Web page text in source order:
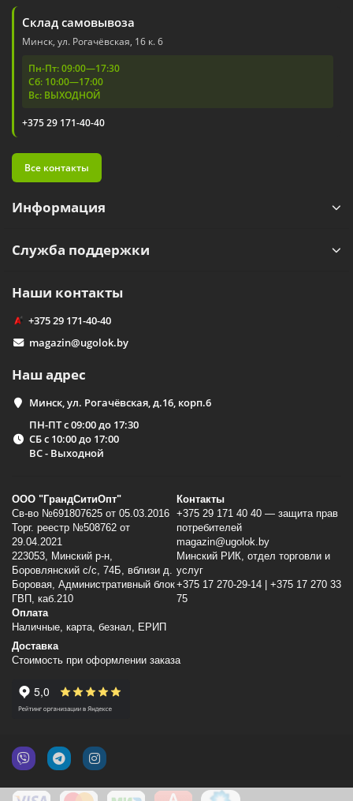
Склад самовывоза
Минск, ул. Рогачёвская, 16 к. 6
Пн-Пт: 09:00—17:30
Сб: 10:00—17:00
Вс: ВЫХОДНОЙ
+375 29 171-40-40
Все контакты
Информация
Служба поддержки
Наши контакты
+375 29 171-40-40
magazin@ugolok.by
Наш адрес
Минск, ул. Рогачёвская, д.16, корп.6
ПН-ПТ с 09:00 до 17:30
СБ с 10:00 до 17:00
ВС - Выходной
ООО "ГрандСитиОпт"
Св-во №691807625 от 05.03.2016
Торг. реестр №508762 от
29.04.2021
223053, Минский p-н,
Боровлянский с/с, 74Б, вблизи д.
Боровая, Административный блок
ГВП, каб.210
Контакты
+375 29 171 40 40 — защита прав
потребителей
magazin@ugolok.by
Минский РИК, отдел торговли и
услуг
+375 17 270-29-14 | +375 17 270 33
75
Оплата
Наличные, карта, безнал, ЕРИП
Доставка
Стоимость при оформлении заказа